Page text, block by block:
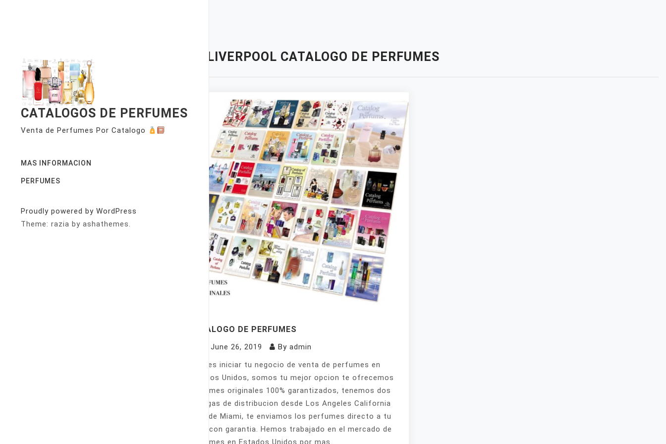
CATALOGOS DE PERFUMES
Venta de Perfumes Por Catalogo
MAS INFORMACION
PERFUMES
Proudly powered by WordPress
Theme: razia by ashathemes.
LIVERPOOL CATALOGO DE PERFUMES
CATALOGO DE PERFUMES
June 26, 2019 By admin
Quieres iniciar tu negocio de venta de perfumes en
Estados Unidos, somos tu mejor opcion te ofrecemos
perfumes originales 100% garantizados, tenemos dos
bodegas de distribucion desde Los Angeles California
y desde Miami, te enviamos los perfumes directo a tu
casa con garantia. Hemos trabajado en el mercado de
perfumes en Estados Unidos por mas.